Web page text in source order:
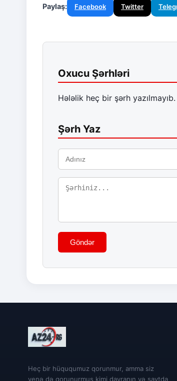
Paylaş: Facebook Twitter
Oxucu Şərhləri
Hələlik heç bir şərh
Şərh Yaz
Göndər
Heç bir hüququmuz qorunmur, amma siz
yenə də qorunurmuş kimi davranın və saytda